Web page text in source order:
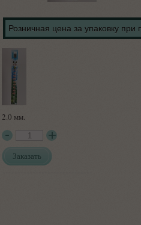
Розничная цена за упаковку при
2.0 мм.
Заказать